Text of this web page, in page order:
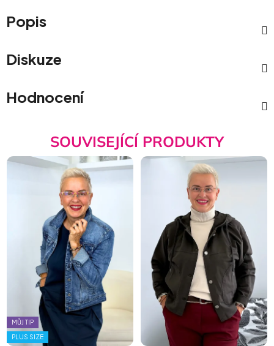
Popis
Diskuze
Hodnocení
SOUVISEJÍCÍ PRODUKTY
MŮJ TIP
PLUS SIZE